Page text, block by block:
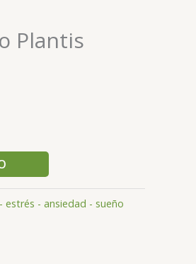
Plantis
estrés - ansiedad - sueño